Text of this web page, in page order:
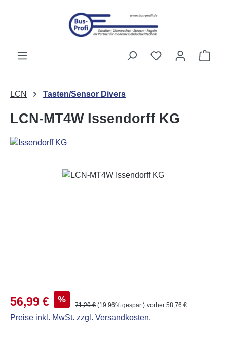
Zum Hauptinhalt springen
Du hast 0
LCN Tasten/Sensor Divers
LCN-MT4W Issendorff KG
Bildergalerie überspringen
Verkaufspreis:
56,99 € % Regulärer Preis:
71,20 € (19.96% gespart) vorher 58,76 €
Preise inkl. MwSt. zzgl. Versandkosten.